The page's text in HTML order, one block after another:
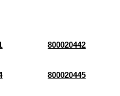
800020442
800020445